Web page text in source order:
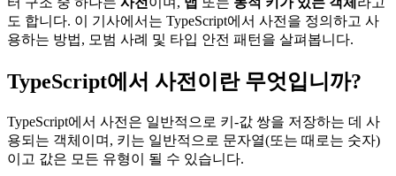
도 합니다. 이 기사에서는 TypeScript에서 사전을 정의하고 사
용하는 방법, 모범 사례 및 타입 안전 패턴을 살펴봅니다.
TypeScript에서 사전이란 무엇입니까?
TypeScript에서 사전은 일반적으로 키-값 쌍을 저장하는 데 사
용되는 객체이며, 키는 일반적으로 문자열(또는 때로는 숫자)
이고 값은 모든 유형이 될 수 있습니다.